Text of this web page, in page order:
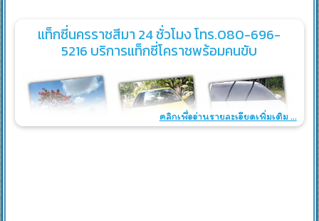
แท็กซี่นครราชสีมา 24 ชั่วโมง โทร.080-696-
5216 บริการแท็กซี่โคราชพร้อมคนขับ
คลิกเพื่ออ่านรายละเอียดเพิ่มเติม ...